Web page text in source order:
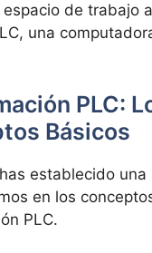
espacio de trabajo
una
PLC:
Básicos
establecido una
en los
PLC.